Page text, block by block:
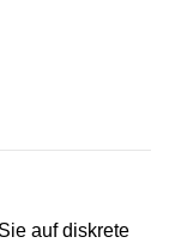
auf diskrete